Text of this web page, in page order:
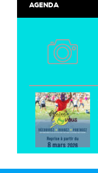
AGENDA